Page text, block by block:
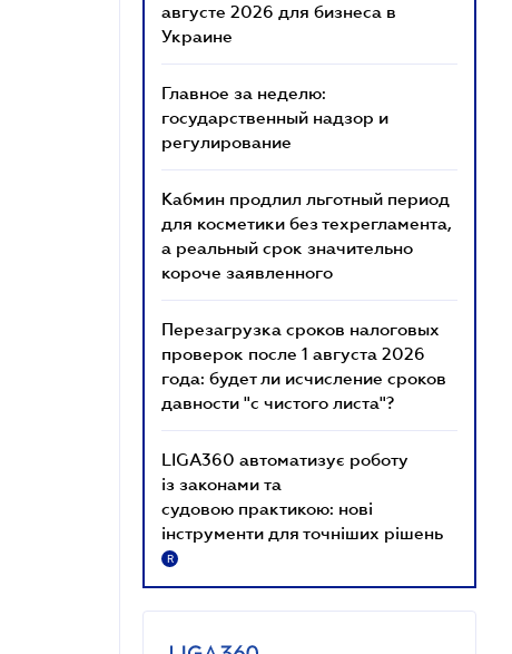
августе 2026 для бизнеса в
Украине
Главное за неделю:
государственный надзор и
регулирование
Кабмин продлил льготный период
для косметики без техрегламента,
а реальный срок значительно
короче заявленного
Перезагрузка сроков налоговых
проверок после 1 августа 2026
года: будет ли исчисление сроков
давности "с чистого листа"?
LIGA360 автоматизує роботу
із законами та
судовою практикою: нові
інструменти для точніших рішень
R